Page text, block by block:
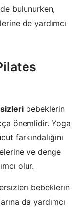
bulunurken,
de yardımcı
bebeklerin
önemlidir. Yoga
farkındalığını
ve denge
olur.
bebeklerin
da yardımcı